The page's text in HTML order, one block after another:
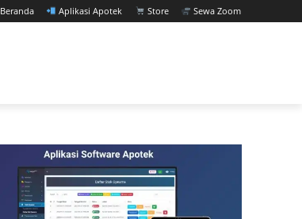
Beranda Aplikasi Apotek Store Sewa Zoom